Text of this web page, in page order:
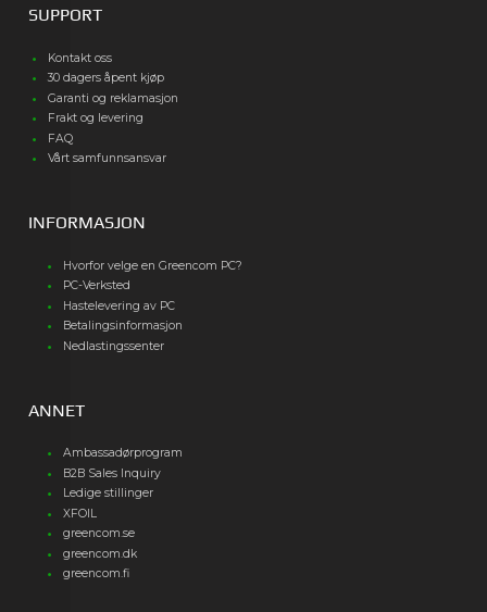
SUPPORT
Kontakt oss
30 dagers åpent kjøp
Garanti og reklamasjon
Frakt og levering
FAQ
Vårt samfunnsansvar
INFORMASJON
Hvorfor velge en Greencom PC?
PC-Verksted
Hastelevering av PC
Betalingsinformasjon
Nedlastingssenter
ANNET
Ambassadørprogram
B2B Sales Inquiry
Ledige stillinger
XFOIL
greencom.se
greencom.dk
greencom.fi